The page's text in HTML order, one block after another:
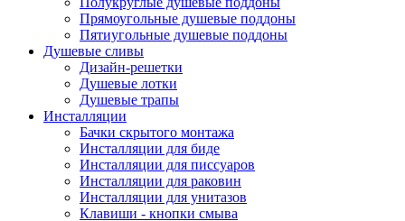
Прямоугольные душевые поддоны
Пятиугольные душевые поддоны
Душевые сливы
Дизайн-решетки
Душевые лотки
Душевые трапы
Инсталляции
Бачки скрытого монтажа
Инсталляции для биде
Инсталляции для писсуаров
Инсталляции для раковин
Инсталляции для унитазов
Клавиши - кнопки смыва